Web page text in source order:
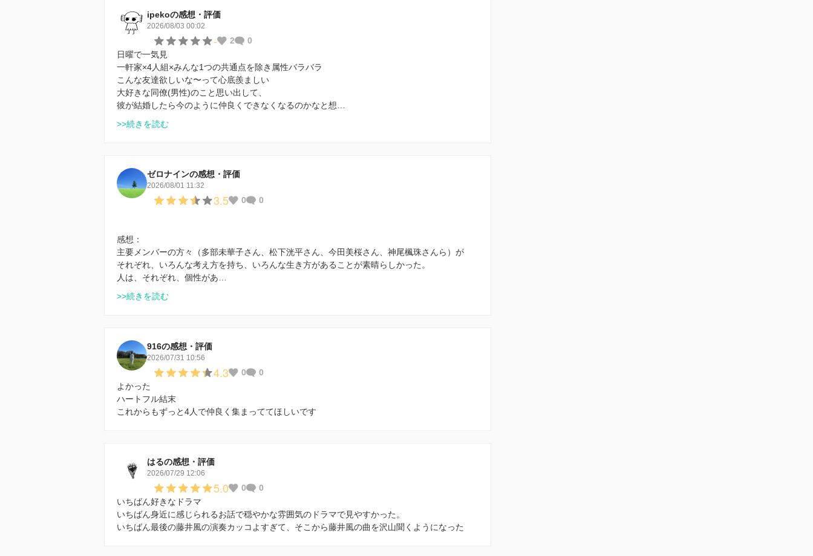
ipekoの感想・評価
2026/08/03 00:02
- 2
0
日曜で一気見
一軒家×4人組×みんな1つの共通点を除き属性バラバラ
こんな友達欲しいな〜って心底羨ましい
大好きな同僚(男性)のこと思い出して、
彼が結婚したら今のように仲良くできなくなるのかなと想…
>>続きを読む
ゼロナインの感想・評価
2026/08/01 11:32
3.5 0 0
感想：
主要メンバーの方々（多部未華子さん、松下洸平さん、今田美桜さん、神尾楓珠さんら）が
それぞれ、いろんな考え方を持ち、いろんな生き方があることが素晴らしかった。
人は、それぞれ、個性があ…
>>続きを読む
916の感想・評価
2026/07/31 10:56
4.3 0
0
よかった
ハートフル結末
これからもずっと4人で仲良く集まっててほしいです
はるの感想・評価
2026/07/29 12:06
5.0 0
0
いちばん好きなドラマ
いちばん身近に感じられるお話で穏やかな雰囲気のドラマで見やすかった。
いちばん最後の藤井風の演奏カッコよすぎて、そこから藤井風の曲を沢山聞くようになった